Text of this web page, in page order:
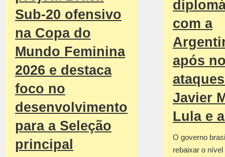
Sub-20 ofensivo
na Copa do
Mundo Feminina
2026 e destaca
foco no
desenvolvimento
para a Seleção
principal
com a
após
Javier
Lula e
O governo
rebaixar o